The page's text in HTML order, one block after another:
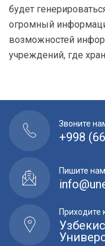
будет
огромный
возможностей
учреждений, где
Звоните
+998
Пишите нам
Приходите